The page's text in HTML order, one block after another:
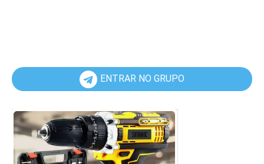
ENTRAR NO GRUPO